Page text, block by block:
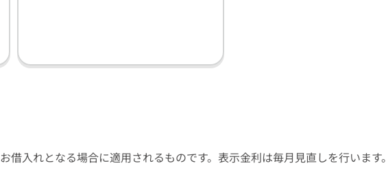
借入れとなる場合に適用されるものです。表示金利は毎月見直しを行います。